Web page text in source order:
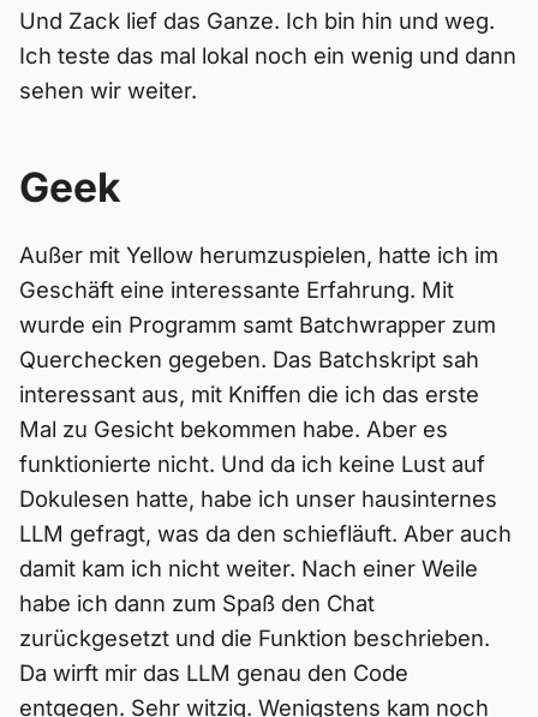
Und Zack lief das Ganze. Ich bin hin und weg.
Ich teste das mal lokal noch ein wenig und dann
sehen wir weiter.
Geek
Außer mit Yellow herumzuspielen, hatte ich im
Geschäft eine interessante Erfahrung. Mit
wurde ein Programm samt Batchwrapper zum
Querchecken gegeben. Das Batchskript sah
interessant aus, mit Kniffen die ich das erste
Mal zu Gesicht bekommen habe. Aber es
funktionierte nicht. Und da ich keine Lust auf
Dokulesen hatte, habe ich unser hausinternes
LLM gefragt, was da den schiefläuft. Aber auch
damit kam ich nicht weiter. Nach einer Weile
habe ich dann zum Spaß den Chat
zurückgesetzt und die Funktion beschrieben.
Da wirft mir das LLM genau den Code
entgegen. Sehr witzig. Wenigstens kam noch